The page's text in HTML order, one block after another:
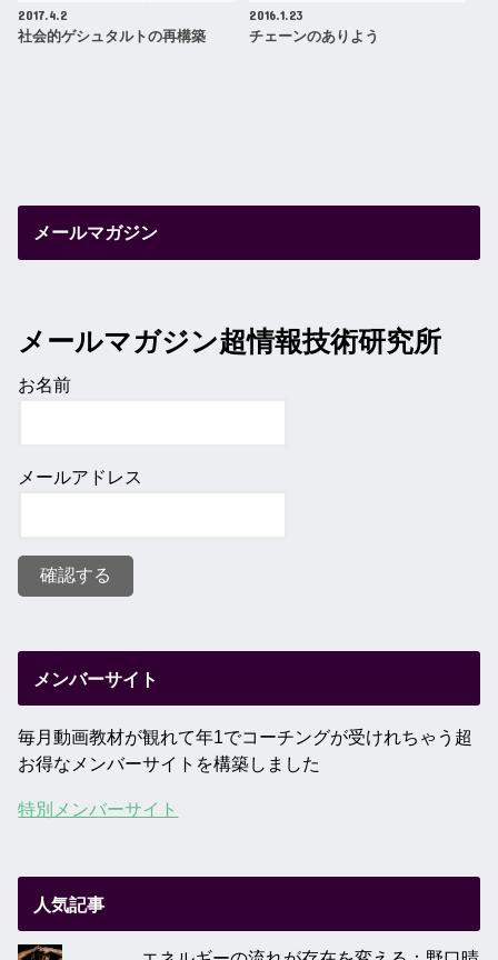
2017.4.2
社会的ゲシュタルトの再構築
2016.1.23
チェーンのありよう
メールマガジン
メールマガジン超情報技術研究所
お名前
メールアドレス
メンバーサイト
毎月動画教材が観れて年1でコーチングが受けれちゃう超
お得なメンバーサイトを構築しました
特別メンバーサイト
人気記事